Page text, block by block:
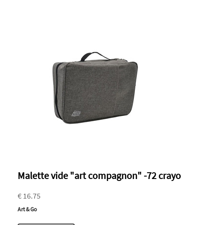
Malette vide "art compagnon" -72 crayo
€ 16.75
Art & Go